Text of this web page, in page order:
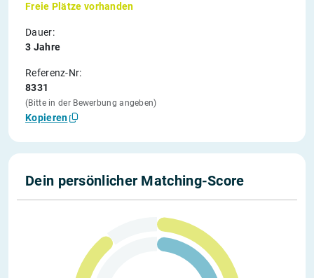
Freie Plätze vorhanden
Dauer:
3 Jahre
Referenz-Nr:
8331
(Bitte in der Bewerbung angeben)
Kopieren
Dein persönlicher Matching-Score